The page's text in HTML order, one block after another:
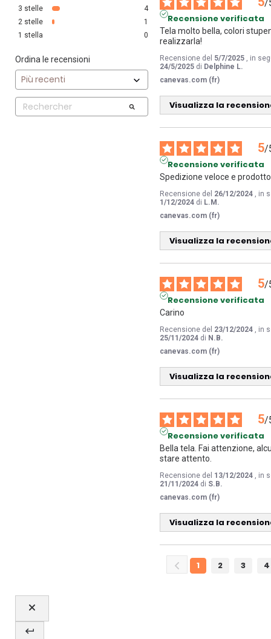
3 stelle
4
2 stelle
1
1 stella 0
Ordina le recensioni
/
Recensione verificata
Tela molto bella, colori
realizzarla!
Recensione del 5/7/2025
, in
24/5/2025 di Delphine L.
canevas.com (fr)
Visualizza la
5/
Recensione verificata
Spedizione veloce e
Recensione del 26/12/2024
, in
1/12/2024 di L.M.
canevas.com (fr)
Visualizza la
5/
Recensione verificata
Carino
Recensione del 23/12/2024
, in
25/11/2024 di N.B.
canevas.com (fr)
Visualizza la
5/
Recensione verificata
Bella tela. Fai attenzione,
stare attento.
Recensione del 13/12/2024
, in
21/11/2024 di S.B.
canevas.com (fr)
Visualizza la
1 2 3 4